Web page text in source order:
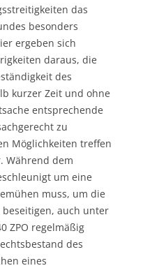
das
besonders
ergeben sich
daraus, die
des
kurzer Zeit und ohne
entsprechende
zu
Möglichkeiten treffen
Während dem
um eine
muss, um die
auch unter
ZPO regelmäßig
des
eines